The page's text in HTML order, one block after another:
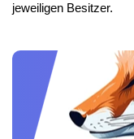
jeweiligen Besitzer.